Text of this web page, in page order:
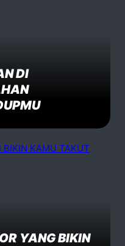
DI
YANG BIKIN